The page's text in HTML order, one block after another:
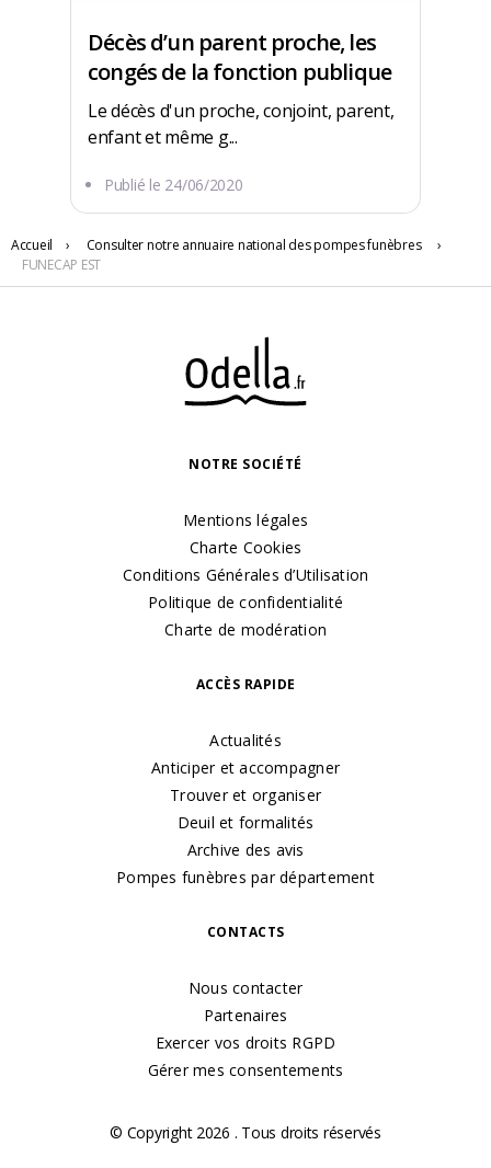
9 RUE DERRIERE L'EGLISE
Décès d’un parent proche, les
congés de la fonction publique
Le décès d'un proche, conjoint, parent,
enfant et même g...
Publié le 24/06/2020
Accueil › Consulter notre annuaire national des pompes funèbres
›
FUNECAP EST
NOTRE SOCIÉTÉ
Mentions légales
Charte Cookies
Conditions Générales d’Utilisation
Politique de confidentialité
Charte de modération
ACCÈS RAPIDE
Actualités
Anticiper et accompagner
Trouver et organiser
Deuil et formalités
Archive des avis
Pompes funèbres par département
CONTACTS
Nous contacter
Partenaires
Exercer vos droits RGPD
Gérer mes consentements
© Copyright 2026 . Tous droits réservés